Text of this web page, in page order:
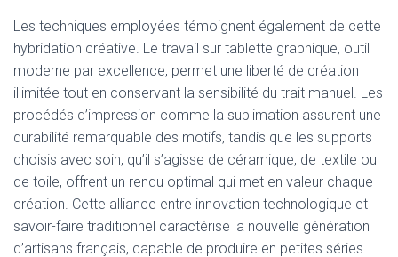
Les techniques employées témoignent également de cette
hybridation créative. Le travail sur tablette graphique, outil
moderne par excellence, permet une liberté de création
illimitée tout en conservant la sensibilité du trait manuel. Les
procédés d’impression comme la sublimation assurent une
durabilité remarquable des motifs, tandis que les supports
choisis avec soin, qu’il s’agisse de céramique, de textile ou
de toile, offrent un rendu optimal qui met en valeur chaque
création. Cette alliance entre innovation technologique et
savoir-faire traditionnel caractérise la nouvelle génération
d’artisans français, capable de produire en petites séries